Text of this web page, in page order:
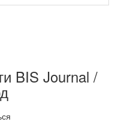
BIS Journal /